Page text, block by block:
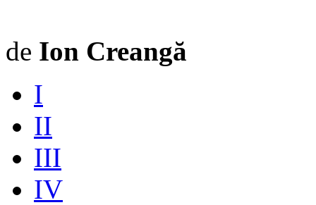
de Ion Creangă
I
II
III
IV